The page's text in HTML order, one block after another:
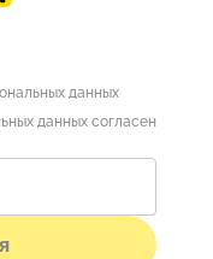
данных
данных согласен